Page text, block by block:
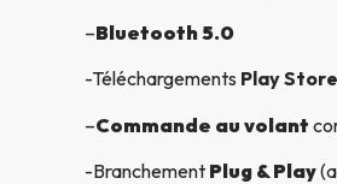
–Bluetooth 5.0
-Téléchargements Play Store
–Commande au volant
-Branchement Plug & Play